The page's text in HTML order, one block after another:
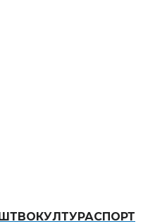
КУЛТУРАСПОРТ